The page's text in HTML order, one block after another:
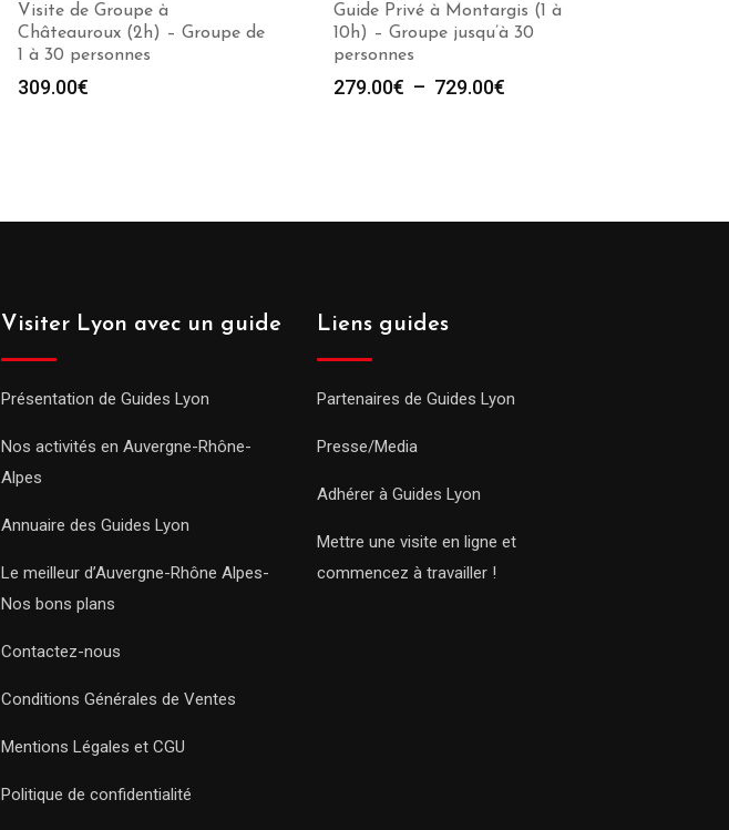
Visite de Groupe à
Châteauroux (2h) – Groupe de
1 à 30 personnes
309.00€
Guide Privé à Montargis (1 à
10h) – Groupe jusqu’à 30
personnes
279.00€ – 729.00€
Visiter Lyon avec un guide
Présentation de Guides Lyon
Nos activités en Auvergne-Rhône-
Alpes
Annuaire des Guides Lyon
Le meilleur d’Auvergne-Rhône Alpes-
Nos bons plans
Contactez-nous
Conditions Générales de Ventes
Mentions Légales et CGU
Politique de confidentialité
Liens guides
Partenaires de Guides Lyon
Presse/Media
Adhérer à Guides Lyon
Mettre une visite en ligne et
commencez à travailler !